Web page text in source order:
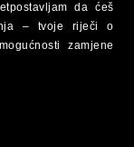
da ćeš
– tvoje riječi o
zamjene